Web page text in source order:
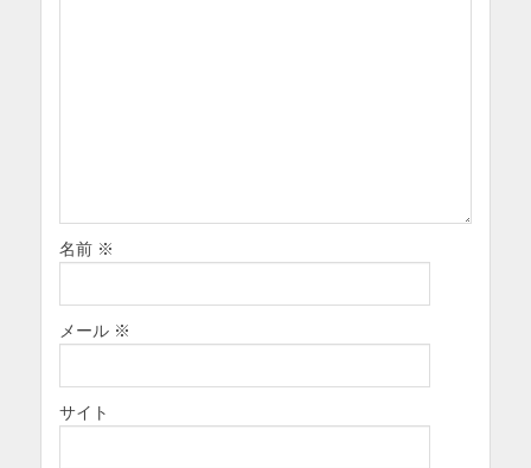
名前 ※
メール ※
サイト